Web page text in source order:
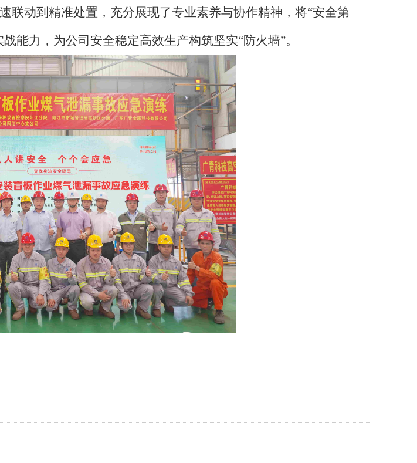
联动到精准处置，充分展现了专业素养与协作精神，将“安全第
能力，为公司安全稳定高效生产构筑坚实“防火墙”。